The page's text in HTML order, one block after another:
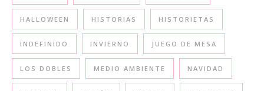
HALLOWEEN HISTORIAS HISTORIETAS
INDEFINIDO INVIERNO JUEGO DE MESA
LOS DOBLES MEDIO AMBIENTE NAVIDAD